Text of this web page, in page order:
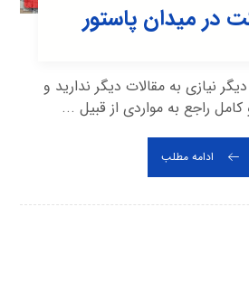
در میدان پاستور
نیازی به مقالات دیگر ندارید و
راجع به مواردی از قبیل ...
ادامه مطلب